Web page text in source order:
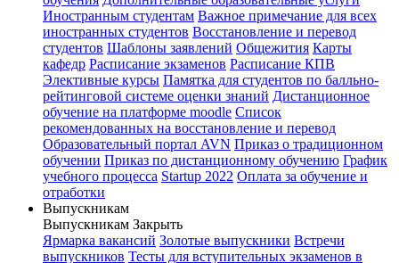
Иностранным студентам Важное примечание для всех
иностранных студентов Восстановление и перевод
студентов Шаблоны заявлений Общежития Карты
кафедр Расписание экзаменов Расписание КПВ
Элективные курсы Памятка для студентов по балльно-
рейтинговой системе оценки знаний Дистанционное
обучение на платформе moodle Список
рекомендованных на восстановление и перевод
Образовательный портал AVN Приказ о традиционном
обучении Приказ по дистанционному обучению График
учебного процесса Startup 2022 Оплата за обучение и
отработки
Выпускникам
Выпускникам Закрыть
Ярмарка вакансий Золотые выпускники Встречи
выпускников Тесты для вступительных экзаменов в